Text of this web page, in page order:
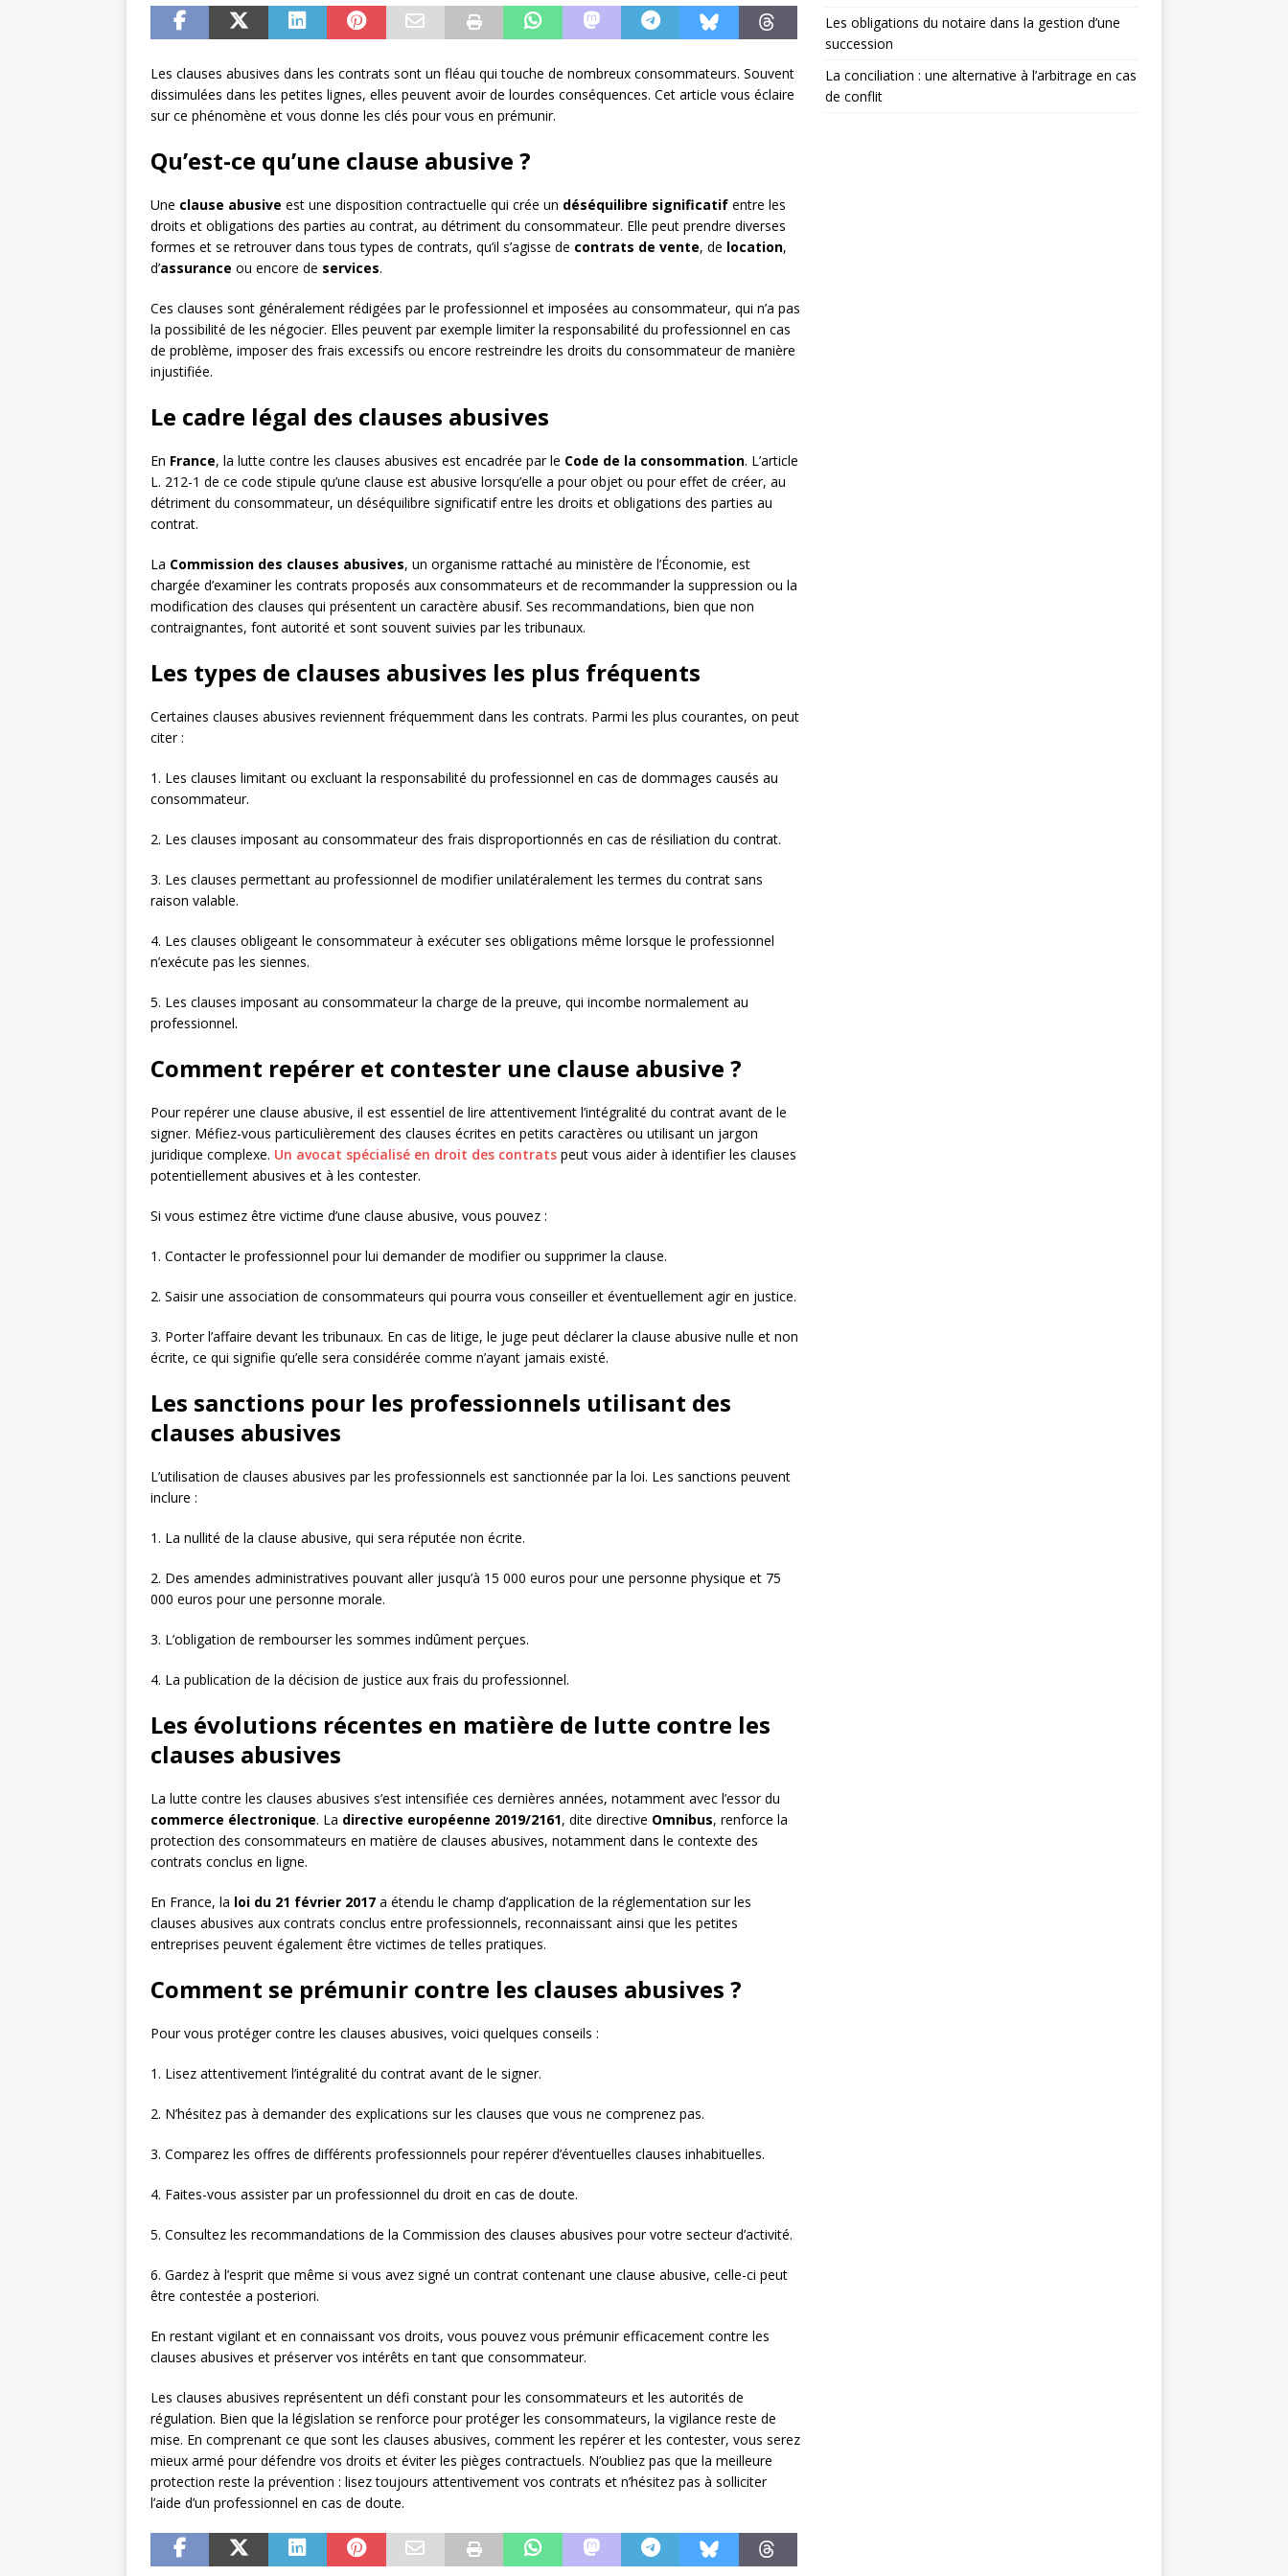
Les clauses abusives dans les contrats sont un fléau qui touche de nombreux consommateurs. Souvent
dissimulées dans les petites lignes, elles peuvent avoir de lourdes conséquences. Cet article vous éclaire
sur ce phénomène et vous donne les clés pour vous en prémunir.
Qu’est-ce qu’une clause abusive ?
Une clause abusive est une disposition contractuelle qui crée un déséquilibre significatif entre les
droits et obligations des parties au contrat, au détriment du consommateur. Elle peut prendre diverses
formes et se retrouver dans tous types de contrats, qu’il s’agisse de contrats de vente, de location,
d’assurance ou encore de services.
Ces clauses sont généralement rédigées par le professionnel et imposées au consommateur, qui n’a pas
la possibilité de les négocier. Elles peuvent par exemple limiter la responsabilité du professionnel en cas
de problème, imposer des frais excessifs ou encore restreindre les droits du consommateur de manière
injustifiée.
Le cadre légal des clauses abusives
En France, la lutte contre les clauses abusives est encadrée par le Code de la consommation. L’article
L. 212-1 de ce code stipule qu’une clause est abusive lorsqu’elle a pour objet ou pour effet de créer, au
détriment du consommateur, un déséquilibre significatif entre les droits et obligations des parties au
contrat.
La Commission des clauses abusives, un organisme rattaché au ministère de l’Économie, est
chargée d’examiner les contrats proposés aux consommateurs et de recommander la suppression ou la
modification des clauses qui présentent un caractère abusif. Ses recommandations, bien que non
contraignantes, font autorité et sont souvent suivies par les tribunaux.
Les types de clauses abusives les plus fréquents
Certaines clauses abusives reviennent fréquemment dans les contrats. Parmi les plus courantes, on peut
citer :
1. Les clauses limitant ou excluant la responsabilité du professionnel en cas de dommages causés au
consommateur.
2. Les clauses imposant au consommateur des frais disproportionnés en cas de résiliation du contrat.
3. Les clauses permettant au professionnel de modifier unilatéralement les termes du contrat sans
raison valable.
4. Les clauses obligeant le consommateur à exécuter ses obligations même lorsque le professionnel
n’exécute pas les siennes.
5. Les clauses imposant au consommateur la charge de la preuve, qui incombe normalement au
professionnel.
Comment repérer et contester une clause abusive ?
Pour repérer une clause abusive, il est essentiel de lire attentivement l’intégralité du contrat avant de le
signer. Méfiez-vous particulièrement des clauses écrites en petits caractères ou utilisant un jargon
juridique complexe. Un avocat spécialisé en droit des contrats peut vous aider à identifier les clauses
potentiellement abusives et à les contester.
Si vous estimez être victime d’une clause abusive, vous pouvez :
1. Contacter le professionnel pour lui demander de modifier ou supprimer la clause.
2. Saisir une association de consommateurs qui pourra vous conseiller et éventuellement agir en justice.
3. Porter l’affaire devant les tribunaux. En cas de litige, le juge peut déclarer la clause abusive nulle et non
écrite, ce qui signifie qu’elle sera considérée comme n’ayant jamais existé.
Les sanctions pour les professionnels utilisant des
clauses abusives
L’utilisation de clauses abusives par les professionnels est sanctionnée par la loi. Les sanctions peuvent
inclure :
1. La nullité de la clause abusive, qui sera réputée non écrite.
2. Des amendes administratives pouvant aller jusqu’à 15 000 euros pour une personne physique et 75
000 euros pour une personne morale.
3. L’obligation de rembourser les sommes indûment perçues.
4. La publication de la décision de justice aux frais du professionnel.
Les évolutions récentes en matière de lutte contre les
clauses abusives
La lutte contre les clauses abusives s’est intensifiée ces dernières années, notamment avec l’essor du
commerce électronique. La directive européenne 2019/2161, dite directive Omnibus, renforce la
protection des consommateurs en matière de clauses abusives, notamment dans le contexte des
contrats conclus en ligne.
En France, la loi du 21 février 2017 a étendu le champ d’application de la réglementation sur les
clauses abusives aux contrats conclus entre professionnels, reconnaissant ainsi que les petites
entreprises peuvent également être victimes de telles pratiques.
Comment se prémunir contre les clauses abusives ?
Pour vous protéger contre les clauses abusives, voici quelques conseils :
1. Lisez attentivement l’intégralité du contrat avant de le signer.
2. N’hésitez pas à demander des explications sur les clauses que vous ne comprenez pas.
3. Comparez les offres de différents professionnels pour repérer d’éventuelles clauses inhabituelles.
4. Faites-vous assister par un professionnel du droit en cas de doute.
5. Consultez les recommandations de la Commission des clauses abusives pour votre secteur d’activité.
6. Gardez à l’esprit que même si vous avez signé un contrat contenant une clause abusive, celle-ci peut
être contestée a posteriori.
En restant vigilant et en connaissant vos droits, vous pouvez vous prémunir efficacement contre les
clauses abusives et préserver vos intérêts en tant que consommateur.
Les clauses abusives représentent un défi constant pour les consommateurs et les autorités de
régulation. Bien que la législation se renforce pour protéger les consommateurs, la vigilance reste de
mise. En comprenant ce que sont les clauses abusives, comment les repérer et les contester, vous serez
mieux armé pour défendre vos droits et éviter les pièges contractuels. N’oubliez pas que la meilleure
protection reste la prévention : lisez toujours attentivement vos contrats et n’hésitez pas à solliciter
l’aide d’un professionnel en cas de doute.
Les obligations du notaire dans la gestion d’une
succession
La conciliation : une alternative à l’arbitrage en cas
de conflit